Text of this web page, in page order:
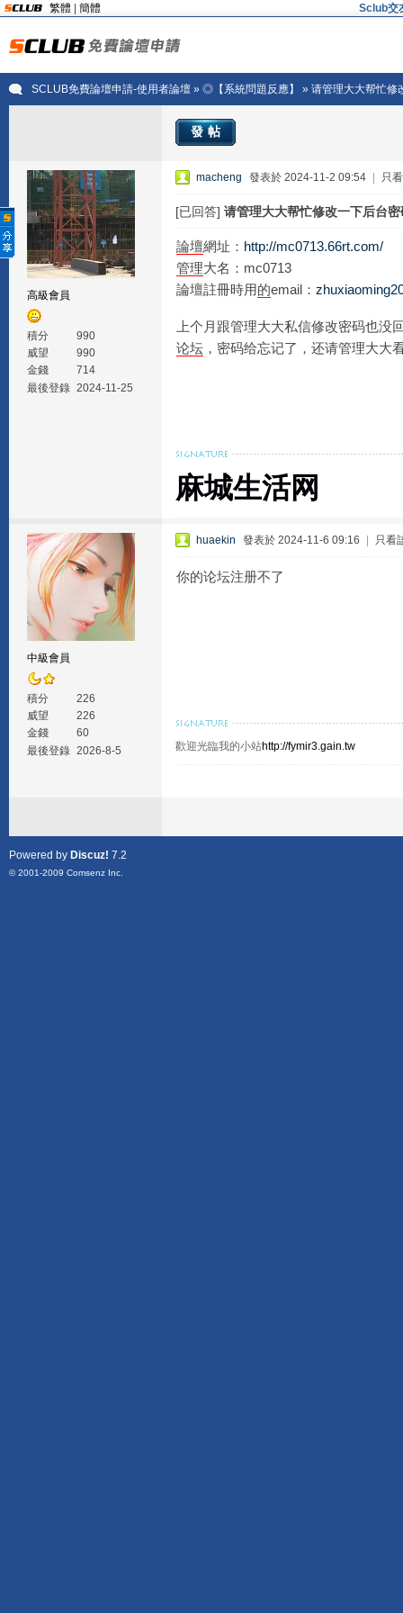
繁體 簡體 Sclub交
SCLUB免費論壇申請-使用者論壇» ◎【系統問題反應】 » 请管理大大帮忙修
發帖
高級會員
積分
990
威望
990
金錢
714
最後登錄 2024-11-25
macheng 發表於 2024-11-2 09:54 只
[已回答] 请管理大大帮忙修改一下后台密
論壇網址： http://mc0713.66rt.com/
管理大名：mc0713
論壇註冊時用的email：
上个月跟管理大大私信修改密码也
论坛，密码给忘记了，还请管理大大
麻城生活网
中級會員
積分
226
威望
226
金錢
60
最後登錄 2026-8-5
huaekin 發表於 2024-11-6 09:16 只看
你的论坛注册不了
歡迎光臨我的小站http://fymir3.gain.tw
Powered by Discuz! 7.2
© 2001-2009 Comsenz Inc.